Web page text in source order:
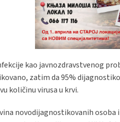
kao javnozdravstvenog
zatim da 95%
količinu virusa u krvi.
novodijagnostikovanih